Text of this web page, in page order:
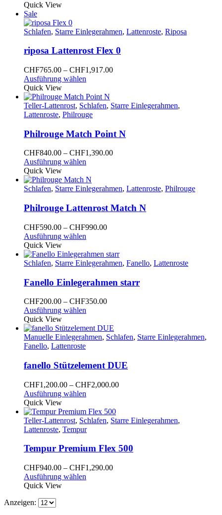
werden
Varianten
Die
können
auf
der
Produktseite
gewählt
werden
Quick View
Sale
Schlafen, Starre Einlegerahmen, Lattenroste, Riposa
riposa Lattenrost Flex 0
CHF765.00 – CHF1,917.00Preisspanne:
Ausführung wählen
weist
mehrere
Varianten
Die
Optionen
können
auf
der
Produktseite
gewählt
werden
Quick View
Teller-Lattenrost, Schlafen, Starre Einlegerahmen,
Lattenroste, Philrouge
Philrouge Match Point N
CHF840.00 – CHF1,390.00Preisspanne:
Ausführung wählen
weist
mehrere
auf.
Die
Optionen
können
auf
der
Produktseite
gewählt
werden
Quick View
Schlafen, Starre Einlegerahmen, Lattenroste, Philrouge
Philrouge Lattenrost Match N
CHF590.00 – CHF990.00Preisspanne:
CHF990.00
Ausführung wählen
weist
mehrere
auf.
Die
Optionen
auf
der
Produktseite
gewählt
Quick View
Schlafen, Starre Einlegerahmen, Fanello, Lattenroste
Fanello Einlegerahmen starr
CHF200.00 – CHF350.00Preisspanne:
CHF350.00
Ausführung wählen
weist
mehrere
Die
Optionen
können
auf
der
Produktseite
gewählt
werden
Quick View
Manuelle Einlegerahmen, Schlafen, Starre Einlegerahmen,
Fanello, Lattenroste
fanello Stützelement DUE
CHF1,200.00 – CHF2,000.00Preisspanne:
Ausführung wählen
weist
mehrere
Varianten
Die
können
auf
der
Quick View
Teller-Lattenrost, Schlafen, Starre Einlegerahmen,
Lattenroste, Tempur
Tempur Premium Flex 500
CHF940.00 – CHF1,290.00Preisspanne:
Ausführung wählen
Quick View
Anzeigen: